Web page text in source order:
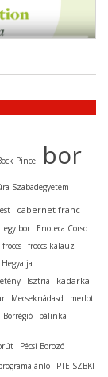
Pince bor
Szabadegyetem
cabernet franc
egy bor
Enoteca Corso
fröccs fröccs-kalauz
Hegyalja
Isztria kadarka
Mecseknádasd
merlot
pálinka
Pécsi Borozó
PTE SZBKI